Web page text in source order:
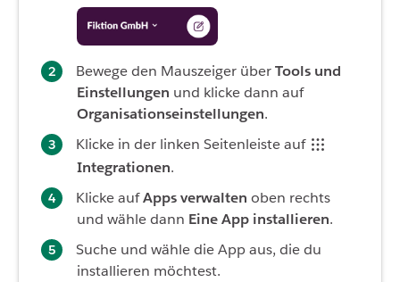
Bewege den Mauszeiger überTools und
Einstellungen und klicke dann auf
Organisationseinstellungen.
Klicke in der linken Seitenleiste auf
Integrationen.
Klicke aufApps verwalten oben rechts
und wähle dann Eine App installieren.
Suche und wähle die App aus, die du
installieren möchtest.